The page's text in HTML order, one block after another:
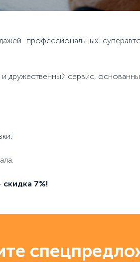
профессиональных
дружественный сервис,
скидка 7%!